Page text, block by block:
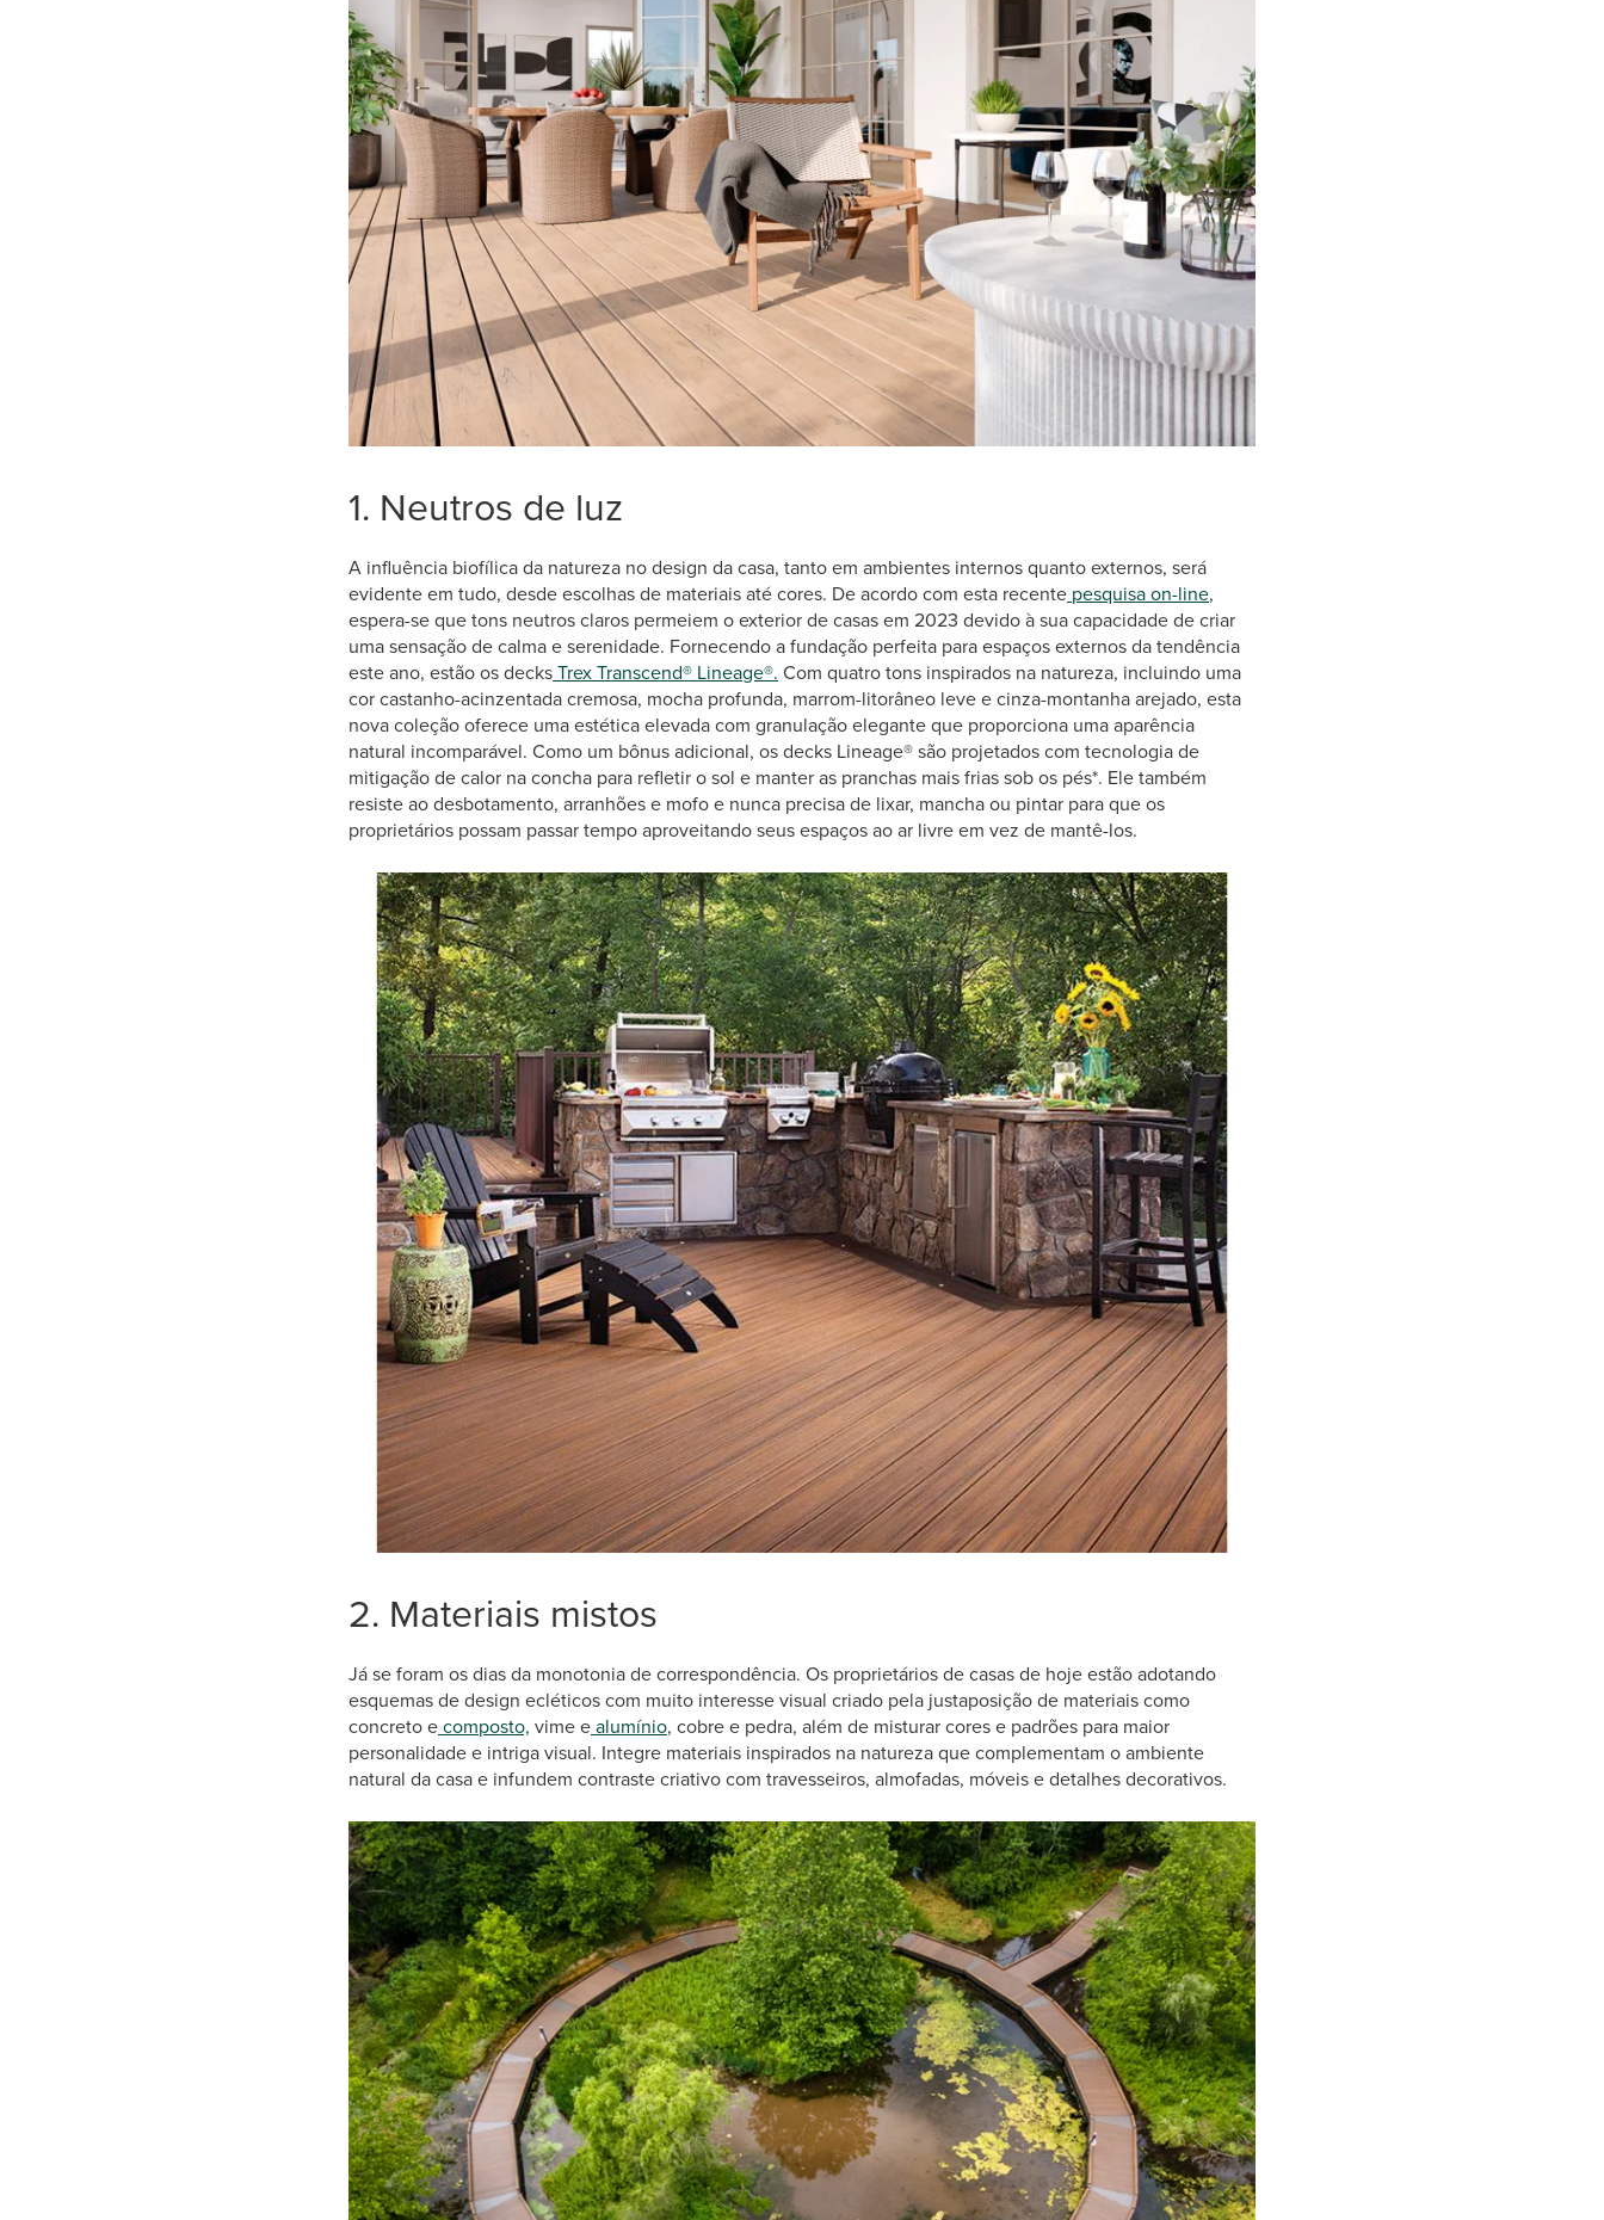
1. Neutros de luz
A influência biofílica da natureza no design da casa, tanto em ambientes internos quanto externos, será
evidente em tudo, desde escolhas de materiais até cores. De acordo com esta recente pesquisa on-line,
espera-se que tons neutros claros permeiem o exterior de casas em 2023 devido à sua capacidade de criar
uma sensação de calma e serenidade. Fornecendo a fundação perfeita para espaços externos da tendência
este ano, estão os decksTrex Transcend® Lineage®. Com quatro tons inspirados na natureza, incluindo uma
cor castanho-acinzentada cremosa, mocha profunda, marrom-litorâneo leve e cinza-montanha arejado, esta
nova coleção oferece uma estética elevada com granulação elegante que proporciona uma aparência
natural incomparável. Como um bônus adicional, os decks Lineage® são projetados com tecnologia de
mitigação de calor na concha para refletir o sol e manter as pranchas mais frias sob os pés*. Ele também
resiste ao desbotamento, arranhões e mofo e nunca precisa de lixar, mancha ou pintar para que os
proprietários possam passar tempo aproveitando seus espaços ao ar livre em vez de mantê-los.
2. Materiais mistos
Já se foram os dias da monotonia de correspondência. Os proprietários de casas de hoje estão adotando
esquemas de design ecléticos com muito interesse visual criado pela justaposição de materiais como
concreto ecomposto, vime ealumínio, cobre e pedra, além de misturar cores e padrões para maior
personalidade e intriga visual. Integre materiais inspirados na natureza que complementam o ambiente
natural da casa e infundem contraste criativo com travesseiros, almofadas, móveis e detalhes decorativos.